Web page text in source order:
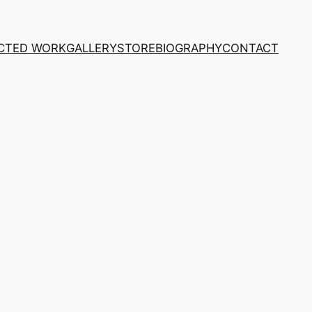
WORKGALLERYSTOREBIOGRAPHYCONTACT